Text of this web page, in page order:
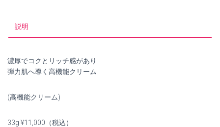
説明
濃厚でコクとリッチ感があり
弾力肌へ導く高機能クリーム
(高機能クリーム)
33g ¥11,000（税込）